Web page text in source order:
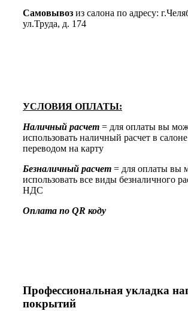
УСЛОВИЯ ОПЛАТЫ:
Наличный расчет = для оплаты вы
использовать наличный расчет в
переводом на карту
Безналичный расчет = для оплаты вы
использовать все виды безналичного
НДС
Оплата по QR коду
Самовывоз из салона по адресу:
ул.Труда, д. 174
Профессиональная укладка
покрытий